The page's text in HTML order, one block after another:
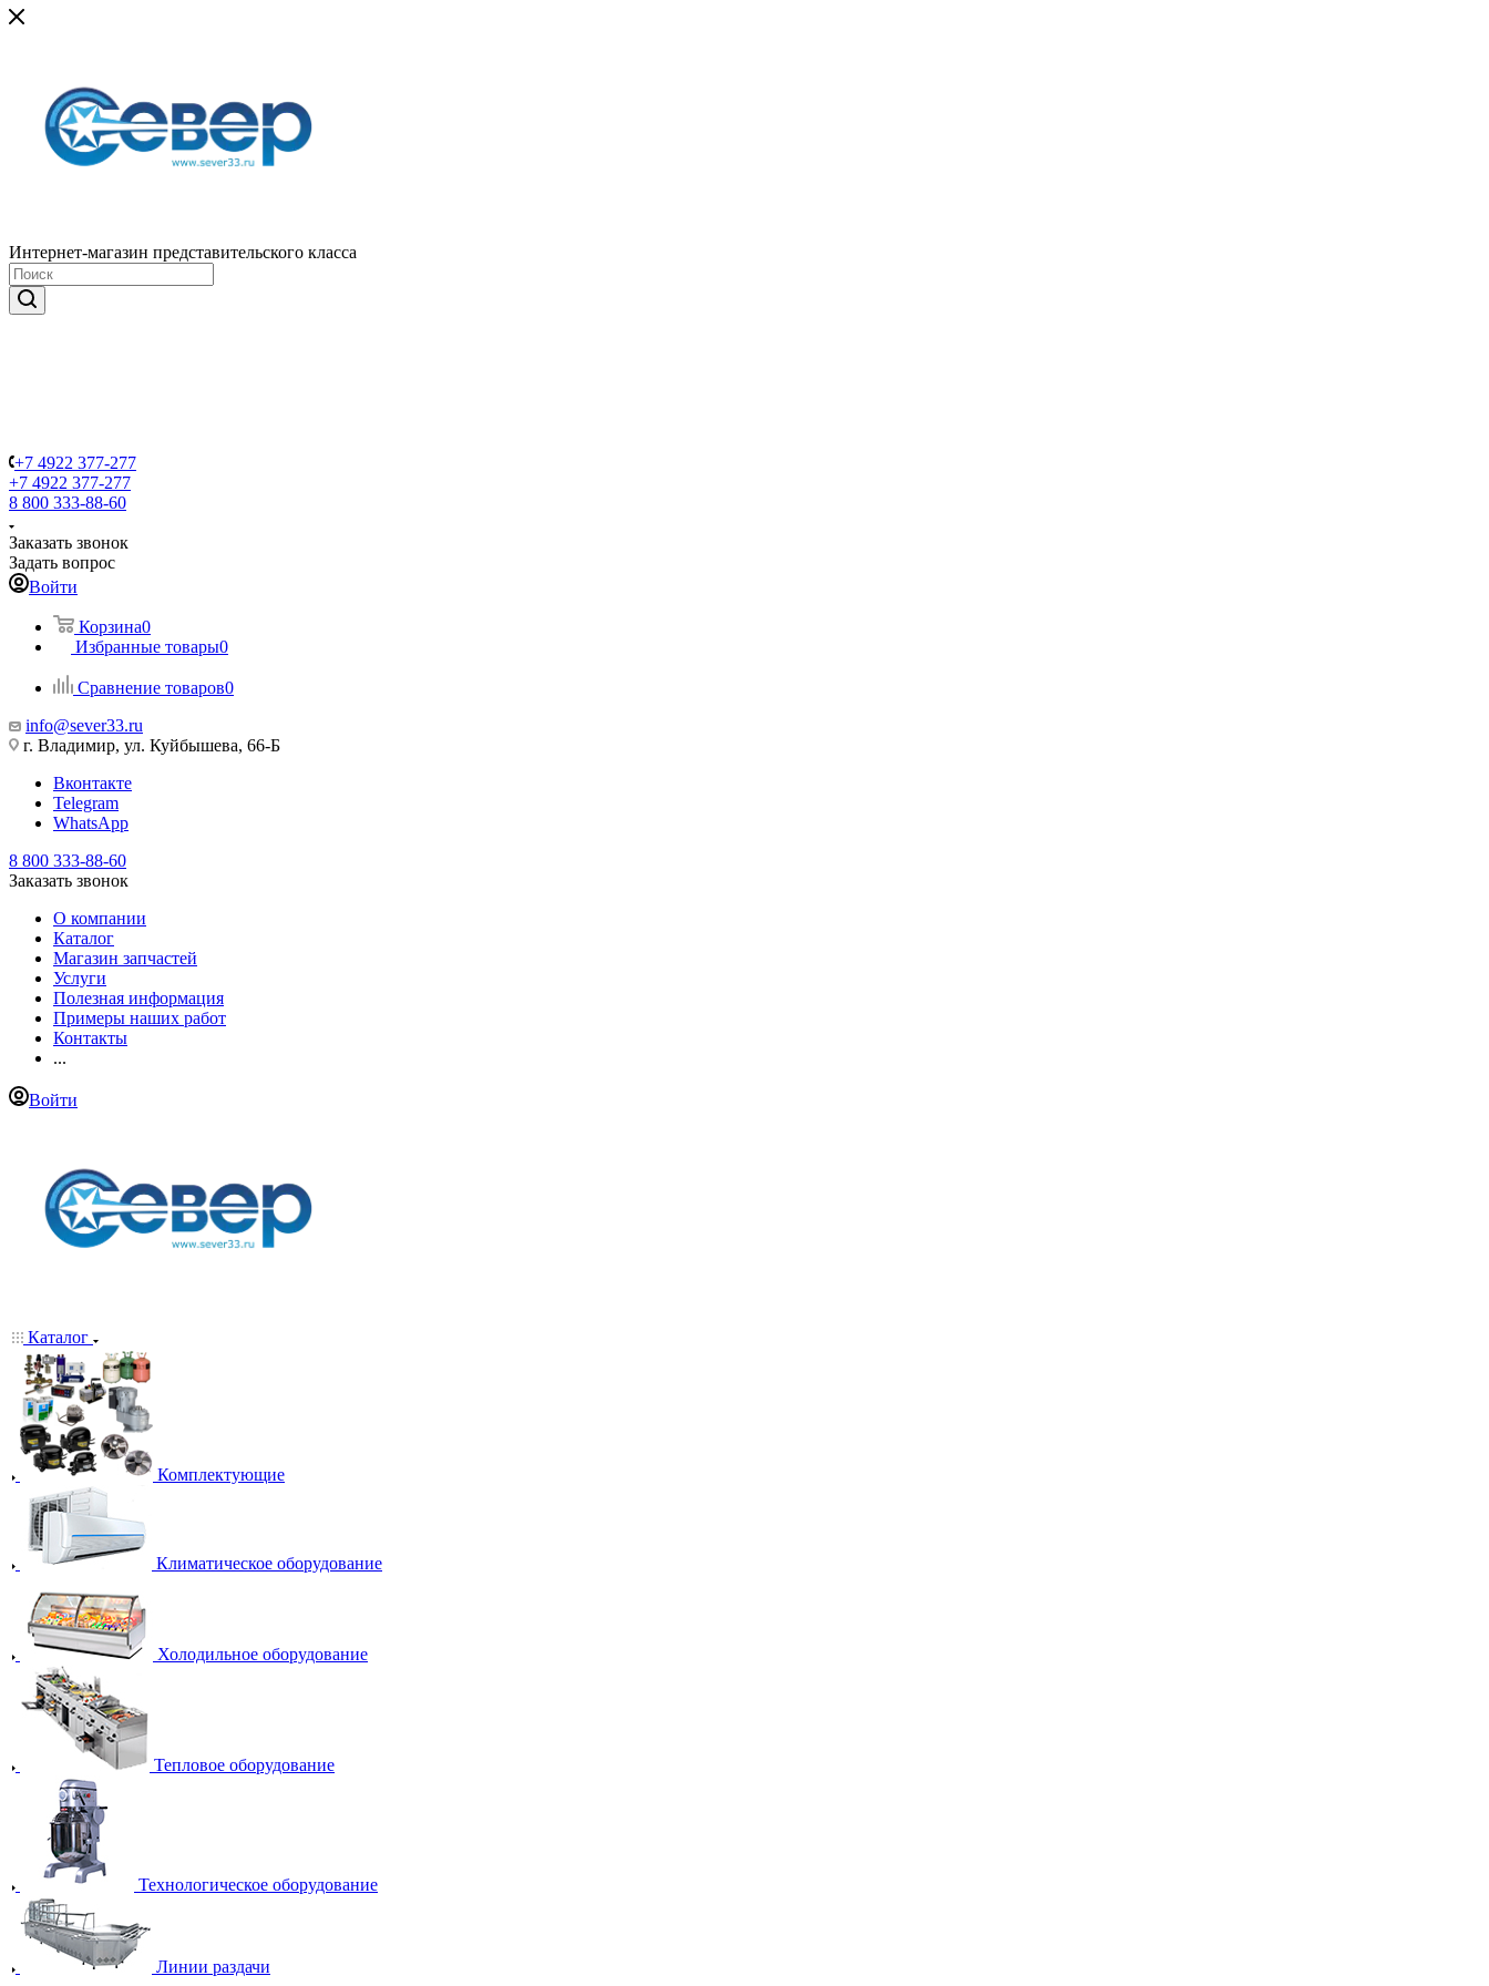
Интернет-магазин представительского класса
+7 4922 377-277
+7 4922 377-277
8 800 333-88-60
Заказать звонок
Задать вопрос
Войти
Корзина0
Избранные товары0
Сравнение товаров0
info@sever33.ru
г. Владимир, ул. Куйбышева, 66-Б
Вконтакте
Telegram
WhatsApp
8 800 333-88-60
Заказать звонок
О компании
Каталог
Магазин запчастей
Услуги
Полезная информация
Примеры наших работ
Контакты
...
Войти
Каталог
Комплектующие
Климатическое оборудование
Холодильное оборудование
Тепловое оборудование
Технологическое оборудование
Линии раздачи